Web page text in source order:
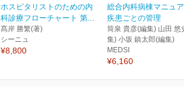
ホスピタリストのための内
科診療フローチャート 第...
髙岸 勝繁(著)
シーニュ
¥8,800
総合内科病棟マニュ
疾患ごとの管理
筒泉 貴彦(編集) 山田 悠
集) 小坂 鎮太郎(編集)
MEDSI
¥6,160